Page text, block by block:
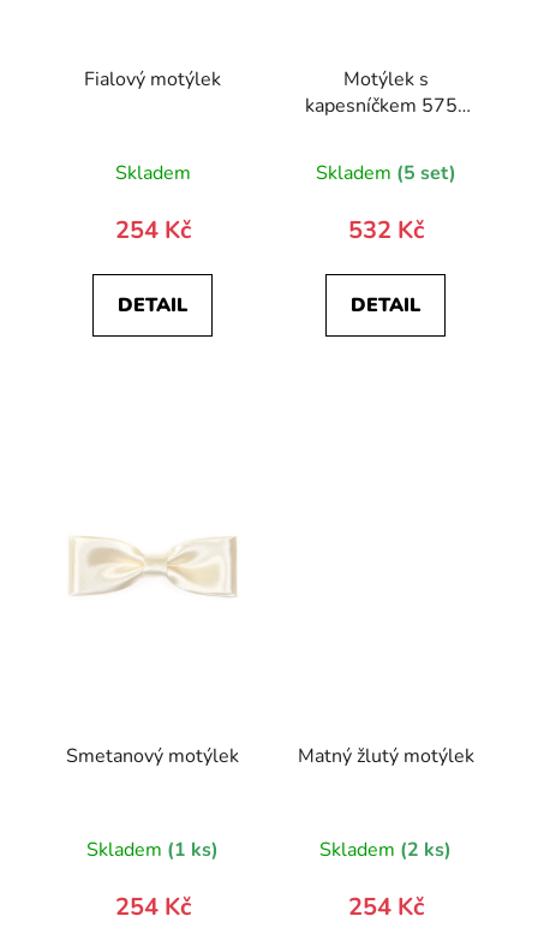
Fialový motýlek
Skladem
254 Kč
DETAIL
Motýlek s
kapesníčkem 575-
Skladem (5 set)
532 Kč
DETAIL
Smetanový motýlek
Skladem (1 ks)
254 Kč
Matný žlutý motýlek
Skladem (2 ks)
254 Kč